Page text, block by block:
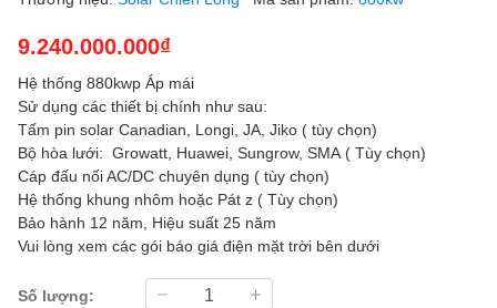
9.240.000.000₫
Hệ thống 880kwp Áp mái
Sử dụng các thiết bị chính như sau:
Tấm pin solar Canadian, Longi, JA, Jiko ( tùy chọn)
Bộ hòa lưới: Growatt, Huawei, Sungrow, SMA ( Tùy chọn)
Cáp đấu nối AC/DC chuyên dụng ( tùy chọn)
Hệ thống khung nhôm hoặc Pát z ( Tùy chọn)
Bảo hành 12 năm, Hiệu suất 25 năm
Vui lòng xem các gói báo giá điện mặt trời bên dưới
Số lượng: